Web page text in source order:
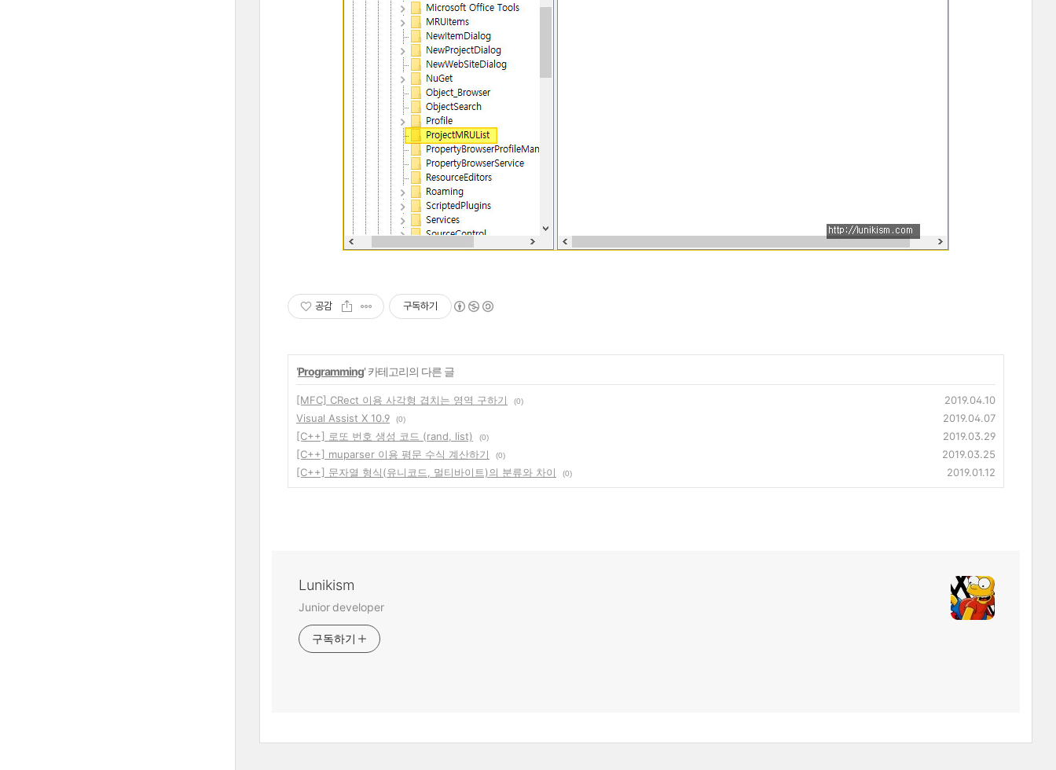
공감 구독하기
'Programming' 카테고리의 다른 글
[MFC] CRect 이용 사각형 겹치는 영역 구하기 (0)
2019.04.10
Visual Assist X 10.9
(0)
2019.04.07
[C++] 로또 번호 생성 코드 (rand, list)
(0)
2019.03.29
[C++] muparser 이용 평문 수식 계산하기
(0)
2019.03.25
[C++] 문자열 형식(유니코드, 멀티바이트)의 분류와 차이
(0) 2019.01.12
Lunikism
Junior developer
구독하기